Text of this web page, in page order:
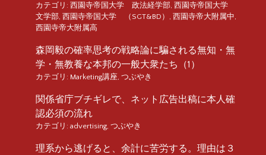
カテゴリ: 西園寺帝国大学 政法経学部, 西園寺帝国大学
文学部, 西園寺帝国大学 （SGT&BD） , 西園寺帝大附属中,
西園寺帝大附属高
森岡毅の確率思考の戦略論に騙される無知・無
学・無教養な本邦の一般大衆たち（1）
カテゴリ: Marketing講座, つぶやき
関係省庁ブチギレで、ネット広告出稿に本人確
認必須の流れ
カテゴリ: advertising, つぶやき
理系から逃げると、余計に苦労する。理由は３